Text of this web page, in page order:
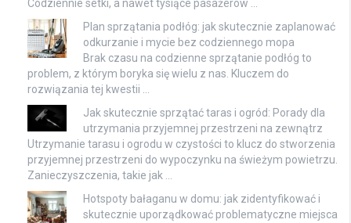
Codziennie setki, a nawet tysiące pasażerów …
Plan sprzątania podłóg: jak skutecznie zaplanować
odkurzanie i mycie bez codziennego mopa
Brak czasu na codzienne sprzątanie podłóg to
problem, z którym boryka się wielu z nas. Kluczem do
rozwiązania tej kwestii …
Jak skutecznie sprzątać taras i ogród: Porady dla
utrzymania przyjemnej przestrzeni na zewnątrz
Utrzymanie tarasu i ogrodu w czystości to klucz do stworzenia
przyjemnej przestrzeni do wypoczynku na świeżym powietrzu.
Zanieczyszczenia, takie jak …
Hotspoty bałaganu w domu: jak zidentyfikować i
skutecznie uporządkować problematyczne miejsca